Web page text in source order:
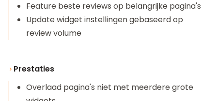
Feature beste reviews op belangrijke pagina's
Update widget instellingen gebaseerd op
review volume
Prestaties
Overlaad pagina's niet met meerdere grote